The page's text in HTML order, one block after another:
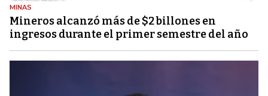
MINAS
Mineros alcanzó más de $2 billones en
ingresos durante el primer semestre del año